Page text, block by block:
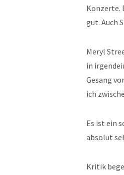
Konzerte.
gut. Auch
Meryl
in
Gesang
ich
Es ist ein
absolut
Kritik